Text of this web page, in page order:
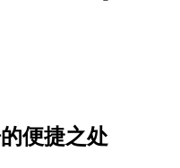
便捷之处